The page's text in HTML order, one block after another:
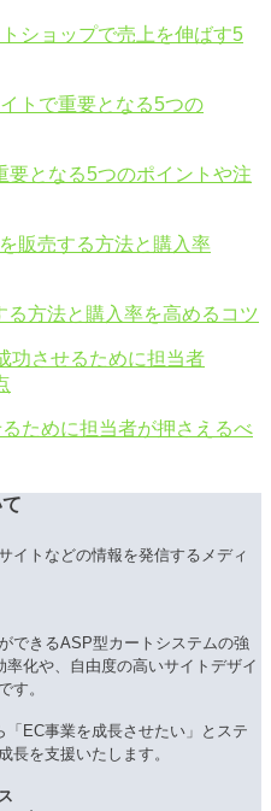
ショップで売上を伸ばす5
要となる5つのポイントや注
る方法と購入率を高めるコツ
ために担当者が押さえるべ
イトなどの情報を発信するメディ
できるASP型カートシステムの強
化や、自由度の高いサイトデザイ
す。
「EC事業を成長させたい」とステ
長を支援いたします。